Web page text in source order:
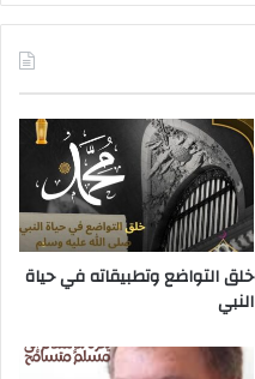
خلق التواضع وتطبيقاته في حياة
النبي